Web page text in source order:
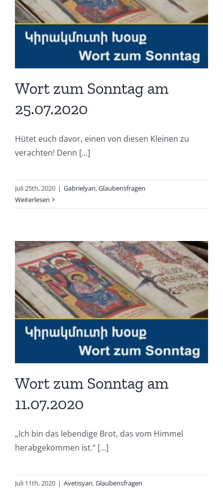
Wort zum Sonntag am
25.07.2020
Hütet euch davor, einen von diesen Kleinen zu
verachten! Denn [...]
Juli 25th, 2020 | Gabrielyan,Glaubensfragen
Weiterlesen
Wort zum Sonntag am
11.07.2020
„Ich bin das lebendige Brot, das vom Himmel
herabgekommen ist.“ [...]
Juli 11th, 2020 | Avetisyan,Glaubensfragen